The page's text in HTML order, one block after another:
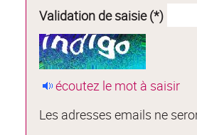
Validation de saisie (*)
écoutez le mot à saisir
Les adresses emails ne